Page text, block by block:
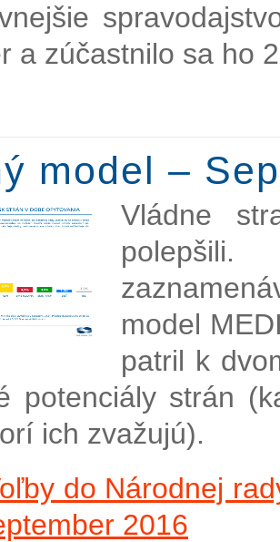
a zúčastnilo sa ho
model –
Vládne
model
patril k
potenciály strán
ich zvažujú).
do Národnej
2016